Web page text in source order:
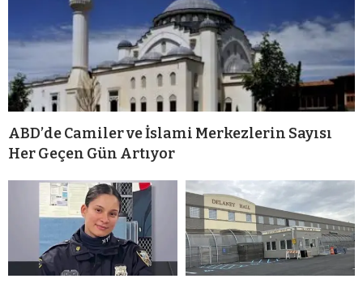
ABD’de Camiler ve İslami Merkezlerin Sayısı
Her Geçen Gün Artıyor